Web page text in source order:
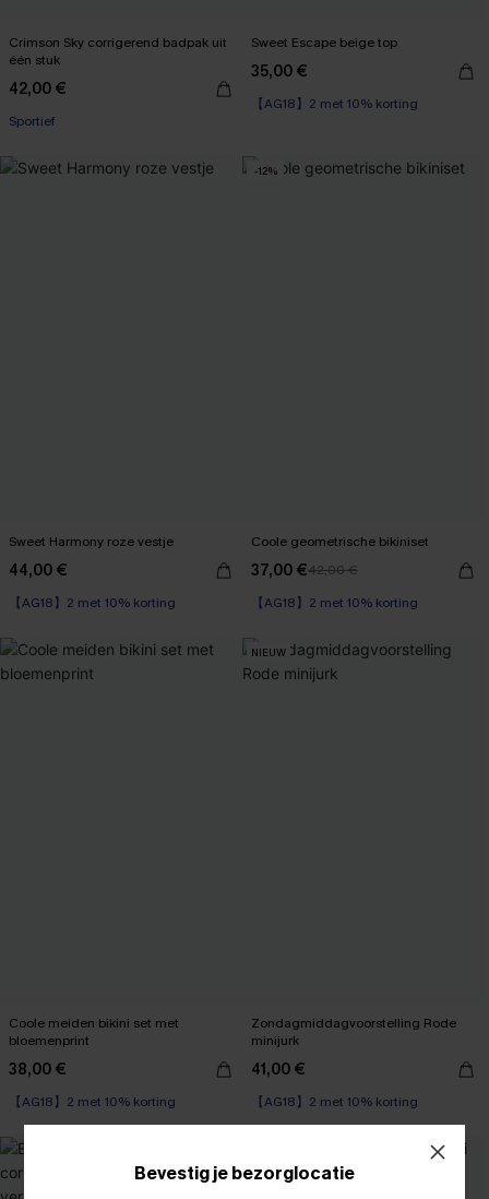
Crimson Sky corrigerend badpak uit
één stuk
42,00 €
Sportief
Sweet Escape beige top
35,00 €
【AG18】2 met 10% korting
Sweet Harmony roze vestje
44,00 €
【AG18】2 met 10% korting
-12%
Coole geometrische bikiniset
37,00 €42,00 €
【AG18】2 met 10% korting
Coole meiden bikini set met
bloemenprint
38,00 €
【AG18】2 met 10% korting
NIEUW
Zondagmiddagvoorstelling Rode
minijurk
41,00 €
【AG18】2 met 10% korting
Bevestig je bezorglocatie